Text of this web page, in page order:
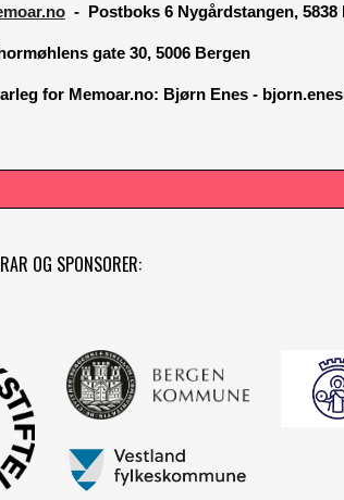
- Postboks 6 Nygårdstangen, 5838
gate 30, 5006 Bergen
for Memoar.no: Bjørn Enes -
OG SPONSORER: